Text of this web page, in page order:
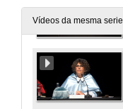
Vídeos da mesma serie